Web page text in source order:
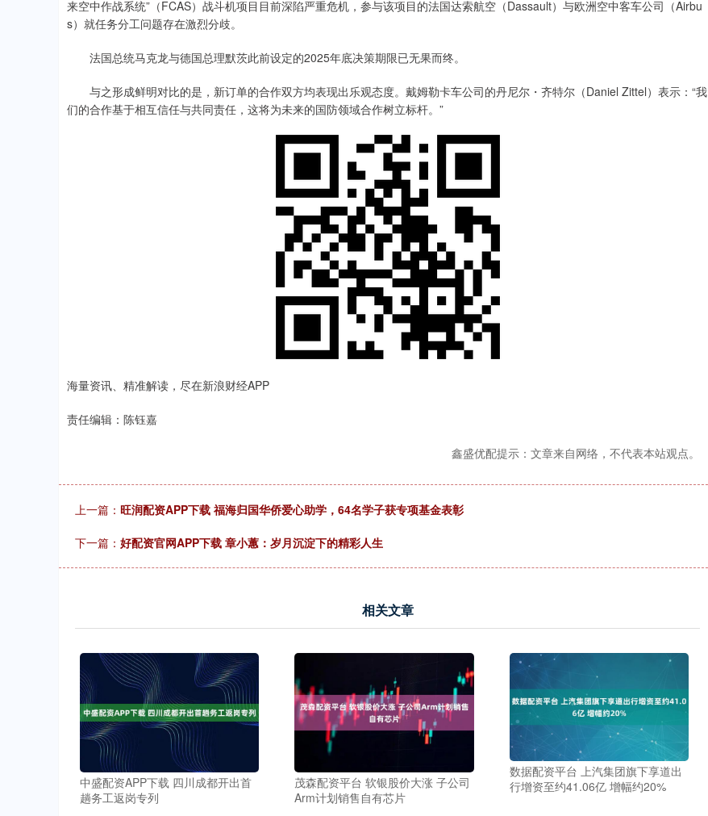
来空中作战系统”（FCAS）战斗机项目目前深陷严重危机，参与该项目的法国达索航空（Dassault）与欧洲空中客车公司（Airbu
s）就任务分工问题存在激烈分歧。
法国总统马克龙与德国总理默茨此前设定的2025年底决策期限已无果而终。
与之形成鲜明对比的是，新订单的合作双方均表现出乐观态度。戴姆勒卡车公司的丹尼尔・齐特尔（Daniel Zittel）表示：“我
们的合作基于相互信任与共同责任，这将为未来的国防领域合作树立标杆。”
海量资讯、精准解读，尽在新浪财经APP
责任编辑：陈钰嘉
鑫盛优配提示：文章来自网络，不代表本站观点。
上一篇： 旺润配资APP下载 福海归国华侨爱心助学，64名学子获专项基金表彰
下一篇： 好配资官网APP下载 章小蕙：岁月沉淀下的精彩人生
相关文章
中盛配资APP下载 四川成都开出首
趟务工返岗专列
茂森配资平台 软银股价大涨 子公司
Arm计划销售自有芯片
数据配资平台 上汽集团旗下享道出
行增资至约41.06亿 增幅约20%